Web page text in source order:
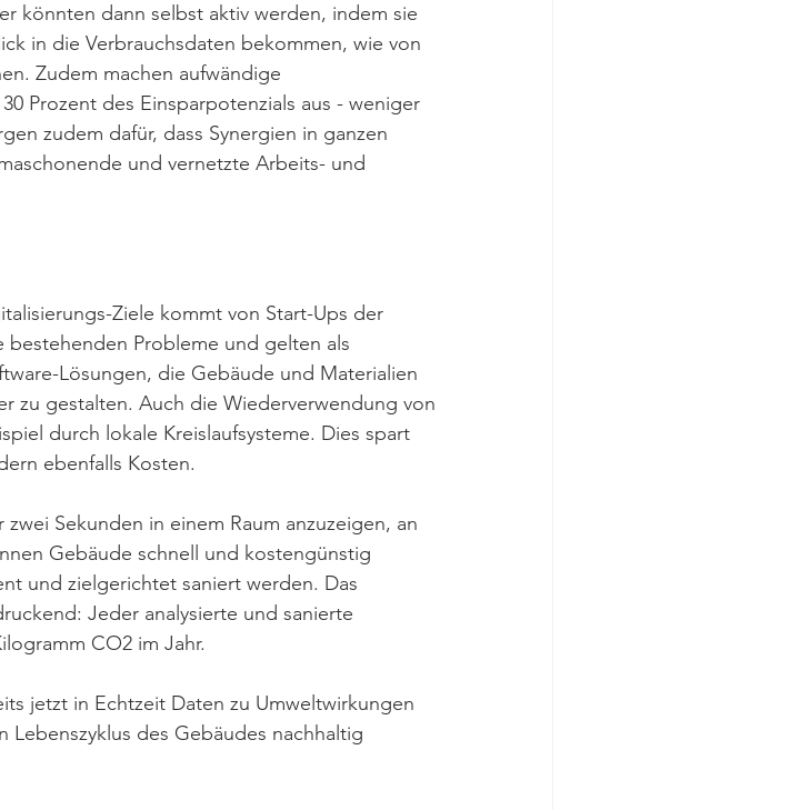
könnten dann selbst aktiv werden, indem sie
in die Verbrauchsdaten bekommen, wie von
Zudem machen aufwändige
Prozent des Einsparpotenzials aus - weniger
zudem dafür, dass Synergien in ganzen
und vernetzte Arbeits- und
Ziele kommt von Start-Ups der
Probleme und gelten als
Lösungen, die Gebäude und Materialien
zu gestalten. Auch die Wiederverwendung von
durch lokale Kreislaufsysteme. Dies spart
ebenfalls Kosten.
Sekunden in einem Raum anzuzeigen, an
Gebäude schnell und kostengünstig
und zielgerichtet saniert werden. Das
Jeder analysierte und sanierte
CO2 im Jahr.
jetzt in Echtzeit Daten zu Umweltwirkungen
des Gebäudes nachhaltig